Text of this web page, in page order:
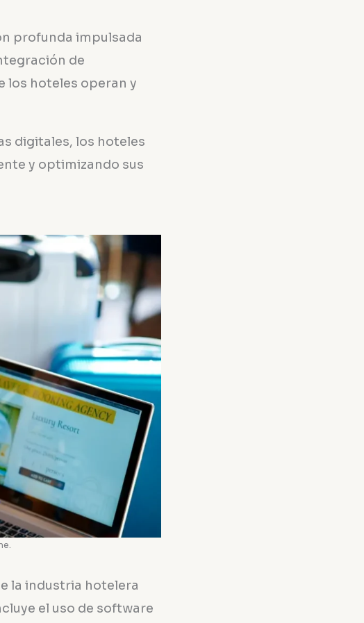
profunda impulsada
de
los hoteles operan y
digitales, los hoteles
y optimizando sus
la industria hotelera
el uso de software